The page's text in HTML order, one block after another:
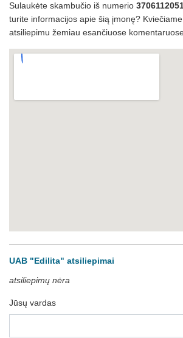
Sulaukėte skambučio iš numerio
turite informacijos apie šią įmonę?
atsiliepimu žemiau esančiuose
UAB "Edilita" atsiliepimai
atsiliepimų nėra
Jūsų vardas